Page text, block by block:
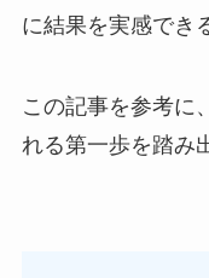
に結果を実感でき
この記事を参考に
れる第一歩を踏み